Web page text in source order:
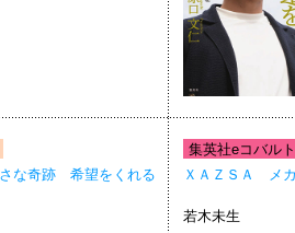
な奇跡 希望をくれる
集英社eコバル
ＸＡＺＳＡ メ
若木未生